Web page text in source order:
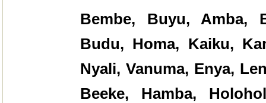
Bembe, Buyu, Amba,
Budu, Homa, Kaiku,
Nyali, Vanuma, Enya,
Beeke, Hamba,